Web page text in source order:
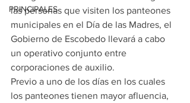
PRINCIPALES
las personas que visiten los panteones
municipales en el Día de las Madres, el
Gobierno de Escobedo llevará a cabo
un operativo conjunto entre
corporaciones de auxilio.
Previo a uno de los días en los cuales
los panteones tienen mayor afluencia,